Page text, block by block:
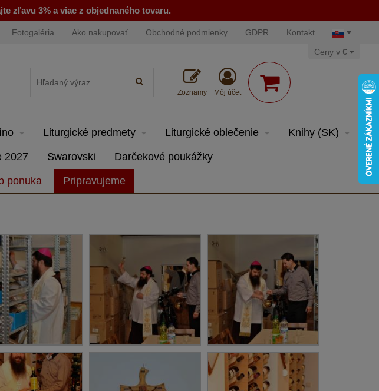
zľavu 3% a viac z objednaného tovaru.
Zoznamy Môj účet
Fotogaléria Ako nakupovať Obchodné podmienky GDPR Kontakt
Ceny v €
Liturgické predmety Liturgické oblečenie Knihy (SK)
2027 Swarovski Darčekové poukážky
ponuka Pripravujeme